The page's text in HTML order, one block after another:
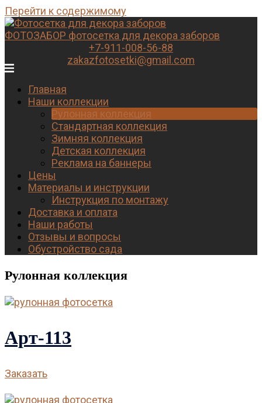
Перейти к содержимому
ФОТОЗАБОР фотосетка для декора заборов
+7-911-008-56-88
zakazfotosetki@gmail.com
Главная
Наши коллекции
Рулонная коллекция
Стандартная коллекция
Зимняя коллекция
Детская коллекция
Реклама на баннеры
Цены
Материалы и инструкции
Инструкция по монтажу
Доставка и оплата
Наши работы
Отзывы и вопросы
Обустройство сада
Рулонная коллекция
Арт-113
Заказать